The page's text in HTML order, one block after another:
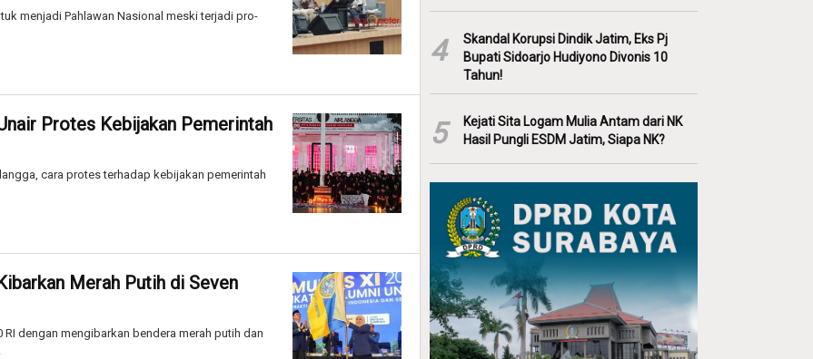
menjadi Pahlawan Nasional meski terjadi pro-
Protes Kebijakan Pemerintah
cara protes terhadap kebijakan pemerintah
Merah Putih di Seven
dengan mengibarkan bendera merah putih dan
4
Skandal Korupsi Dindik Jatim, Eks Pj
Bupati Sidoarjo Hudiyono Divonis 10
Tahun!
5
Kejati Sita Logam Mulia Antam dari NK
Hasil Pungli ESDM Jatim, Siapa NK?